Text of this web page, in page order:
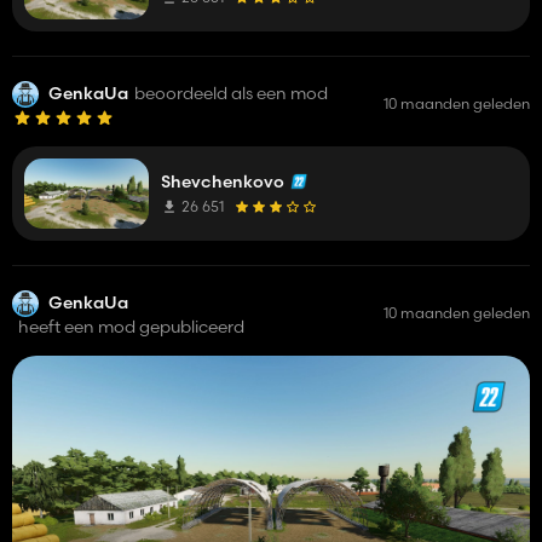
GenkaUa beoordeeld als een mod 10 maanden geleden
Shevchenkovo
26 651
GenkaUa
heeft een mod gepubliceerd
10 maanden geleden